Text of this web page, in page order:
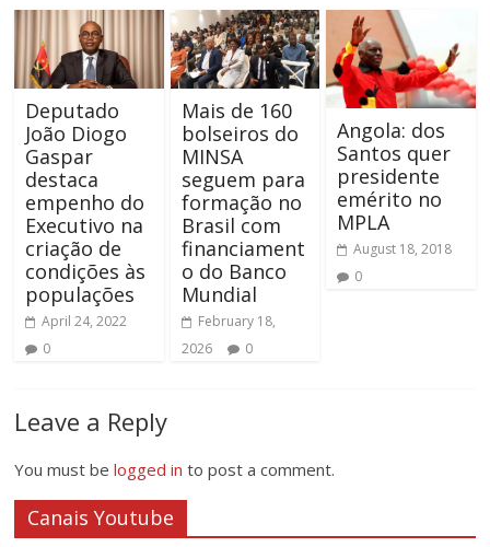
Deputado
João Diogo
Gaspar
destaca
empenho do
Executivo na
criação de
condições às
populações
April 24, 2022
0
Mais de 160
bolseiros do
MINSA
seguem para
formação no
Brasil com
financiament
o do Banco
Mundial
February 18,
2026
0
Angola: dos
Santos quer
presidente
emérito no
MPLA
August 18, 2018
0
Leave a Reply
You must belogged in to post a comment.
Canais Youtube